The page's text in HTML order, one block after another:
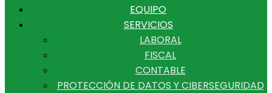
EQUIPO
SERVICIOS
LABORAL
FISCAL
CONTABLE
PROTECCIÓN DE DATOS Y CIBERSEGURIDAD